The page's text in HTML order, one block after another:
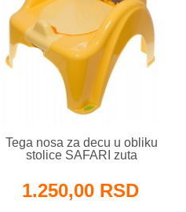
Tega nosa za decu u obliku
stolice SAFARI zuta
1.250,00 RSD